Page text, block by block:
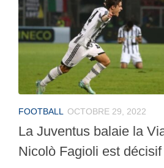
FOOTBALL OCTOBRE 29, 2022
La Juventus balaie la
Nicolò Fagioli est